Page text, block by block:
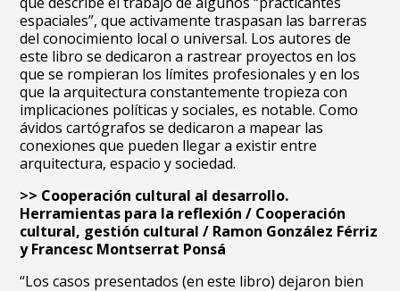
espaciales”, que activamente traspasan las barreras
del conocimiento local o universal. Los autores de
este libro se dedicaron a rastrear proyectos en los
que se rompieran los límites profesionales y en los
que la arquitectura constantemente tropieza con
implicaciones políticas y sociales, es notable. Como
ávidos cartógrafos se dedicaron a mapear las
conexiones que pueden llegar a existir entre
arquitectura, espacio y sociedad.
>> Cooperación cultural al desarrollo.
Herramientas para la reflexión / Cooperación
cultural, gestión cultural / Ramon González Férriz
y Francesc Montserrat Ponsá
“Los casos presentados (en este libro) dejaron bien